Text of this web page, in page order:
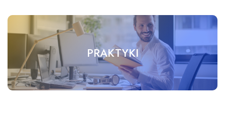
PRAKTYKI